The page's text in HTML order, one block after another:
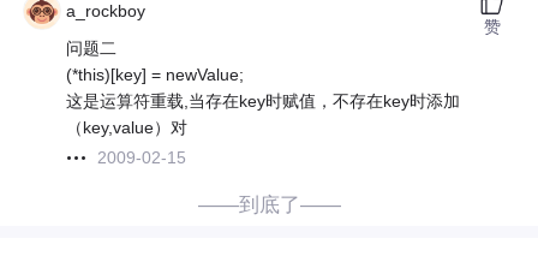
a_rockboy
问题二
(*this)[key] = newValue;
这是运算符重载,当存在key时赋值，不存在key时添加
（key,value）对
2009-02-15
赞
——到底了——